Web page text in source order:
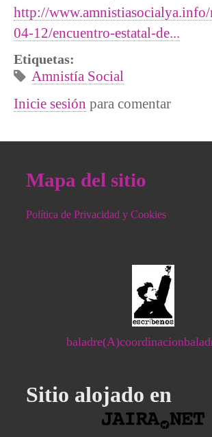
http://
04-12/encuentro-estatal-de...
Etiquetas:
Amnistía Social
Inicie sesión para comentar
Mapa del sitio
Política de Privacidad y Cookies
Sitio alojado en